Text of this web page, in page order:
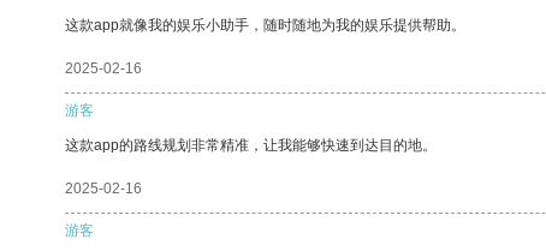
这款app就像我的娱乐小助手，随时随地为我的娱乐提供帮助。
2025-02-16
游客
这款app的路线规划非常精准，让我能够快速到达目的地。
2025-02-16
游客